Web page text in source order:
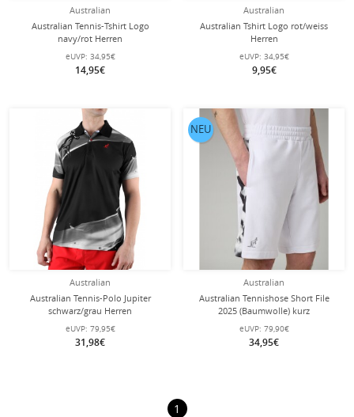
Australian
Australian Tennis-Tshirt Logo
navy/rot Herren
eUVP: 34,95€
14,95€
Australian
Australian Tshirt Logo rot/weiss
Herren
eUVP: 34,95€
9,95€
Australian
Australian Tennis-Polo Jupiter
schwarz/grau Herren
eUVP: 79,95€
31,98€
Australian
Australian Tennishose Short File
2025 (Baumwolle) kurz
weiss/schwarz Herren
eUVP: 79,90€
34,95€
NEU
1